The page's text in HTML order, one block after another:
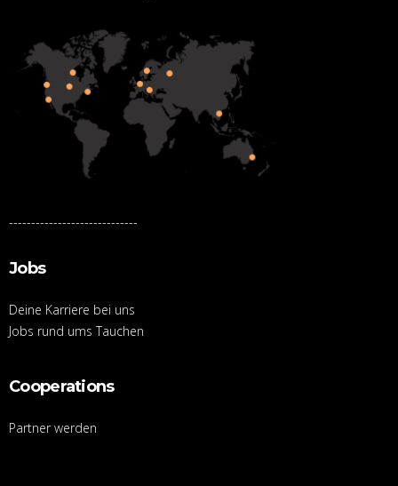
-----------------------------
Jobs
Deine Karriere bei uns
Jobs rund ums Tauchen
Cooperations
Partner werden